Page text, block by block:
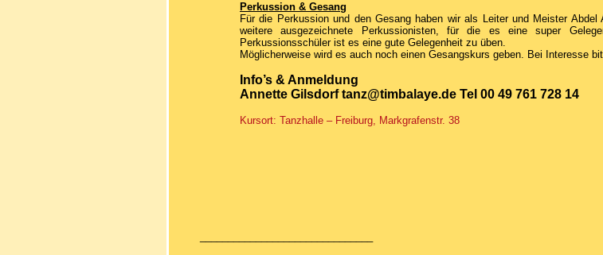
Perkussion & Gesang
Für die Perkussion und den Gesang haben wir als Leiter und Meister
weitere ausgezeichnete Perkussionisten, für die es eine super
Perkussionsschüler ist es eine gute Gelegenheit zu üben.
Möglicherweise wird es auch noch einen Gesangskurs geben. Bei Interesse
Info’s & Anmeldung
Annette Gilsdorf tanz@timbalaye.de Tel 00 49 761 728 14
Kursort: Tanzhalle – Freiburg, Markgrafenstr. 38